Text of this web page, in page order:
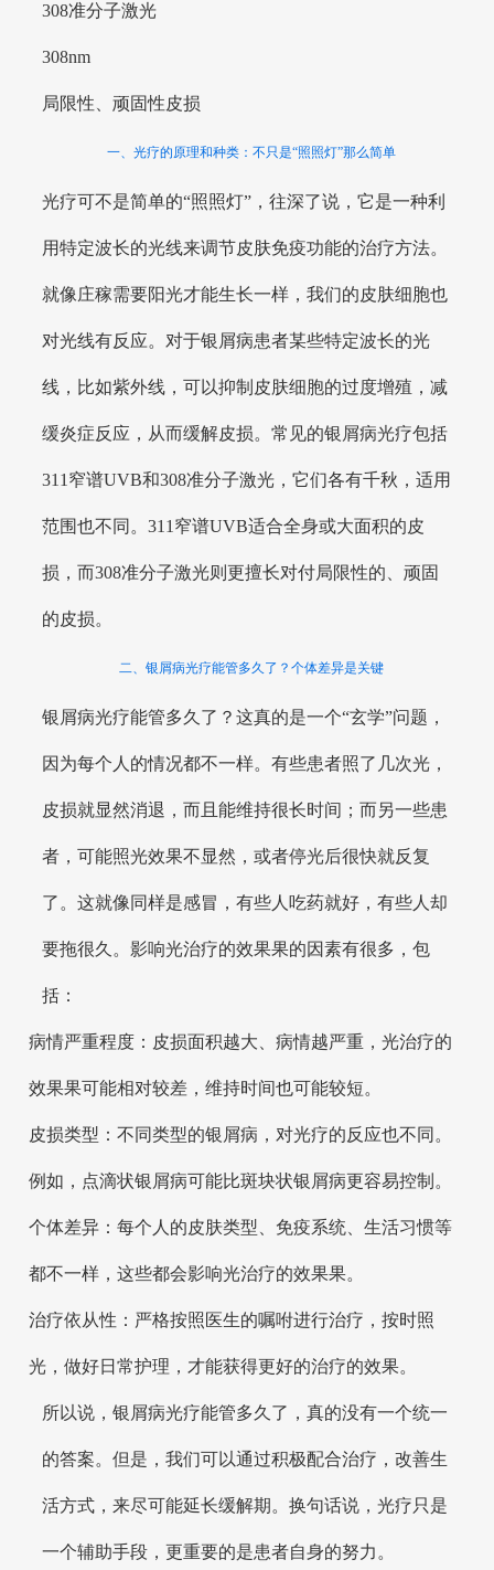
308准分子激光
308nm
局限性、顽固性皮损
一、光疗的原理和种类：不只是“照照灯”那么简单
光疗可不是简单的“照照灯”，往深了说，它是一种利
用特定波长的光线来调节皮肤免疫功能的治疗方法。
就像庄稼需要阳光才能生长一样，我们的皮肤细胞也
对光线有反应。对于银屑病患者某些特定波长的光
线，比如紫外线，可以抑制皮肤细胞的过度增殖，减
缓炎症反应，从而缓解皮损。常见的银屑病光疗包括
311窄谱UVB和308准分子激光，它们各有千秋，适用
范围也不同。311窄谱UVB适合全身或大面积的皮
损，而308准分子激光则更擅长对付局限性的、顽固
的皮损。
二、银屑病光疗能管多久了？个体差异是关键
银屑病光疗能管多久了？这真的是一个“玄学”问题，
因为每个人的情况都不一样。有些患者照了几次光，
皮损就显然消退，而且能维持很长时间；而另一些患
者，可能照光效果不显然，或者停光后很快就反复
了。这就像同样是感冒，有些人吃药就好，有些人却
要拖很久。影响光治疗的效果果的因素有很多，包
括：
病情严重程度：皮损面积越大、病情越严重，光治疗的
效果果可能相对较差，维持时间也可能较短。
皮损类型：不同类型的银屑病，对光疗的反应也不同。
例如，点滴状银屑病可能比斑块状银屑病更容易控制。
个体差异：每个人的皮肤类型、免疫系统、生活习惯等
都不一样，这些都会影响光治疗的效果果。
治疗依从性：严格按照医生的嘱咐进行治疗，按时照
光，做好日常护理，才能获得更好的治疗的效果。
所以说，银屑病光疗能管多久了，真的没有一个统一
的答案。但是，我们可以通过积极配合治疗，改善生
活方式，来尽可能延长缓解期。换句话说，光疗只是
一个辅助手段，更重要的是患者自身的努力。